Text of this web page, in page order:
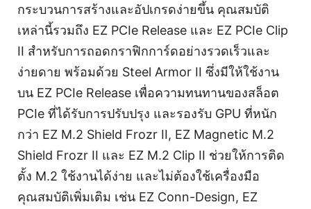
กระบวนการสร้างและอัปเกรดง่ายขึ้น คุณสมบัติ
เหล่านี้รวมถึง EZ PCIe Release และ EZ PCIe Clip
II สำหรับการถอดกราฟิกการ์ดอย่างรวดเร็วและ
ง่ายดาย พร้อมด้วย Steel Armor II ซึ่งมีให้ใช้งาน
บน EZ PCIe Release เพื่อความทนทานของสล็อต
PCIe ที่ได้รับการปรับปรุง และรองรับ GPU ที่หนัก
กว่า EZ M.2 Shield Frozr II, EZ Magnetic M.2
Shield Frozr II และ EZ M.2 Clip II ช่วยให้การติด
ตั้ง M.2 ใช้งานได้ง่าย และไม่ต้องใช้เครื่องมือ
คุณสมบัติเพิ่มเติม เช่น EZ Conn-Design, EZ